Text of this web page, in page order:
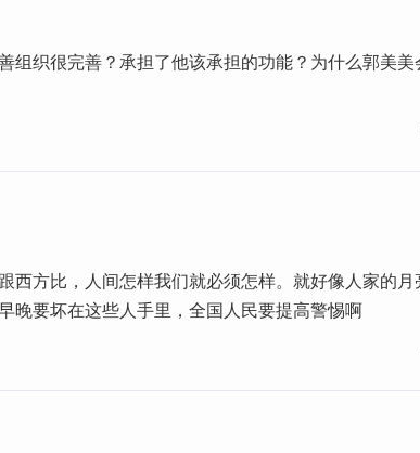
组织很完善？承担了他该承担的功能？为什么郭美美
西方比，人间怎样我们就必须怎样。就好像人家的月
晚要坏在这些人手里，全国人民要提高警惕啊